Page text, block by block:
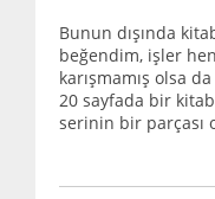
Bunun dışında
beğendim, işler
karışmamış olsa
20 sayfada bir
serinin bir parçası